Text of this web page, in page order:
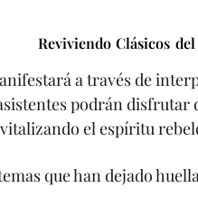
Reviviendo Clásicos
a través de
podrán
el espíritu
que han dejado